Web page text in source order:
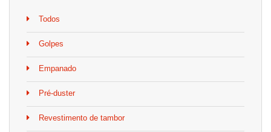
Todos
Golpes
Empanado
Pré-duster
Revestimento de tambor